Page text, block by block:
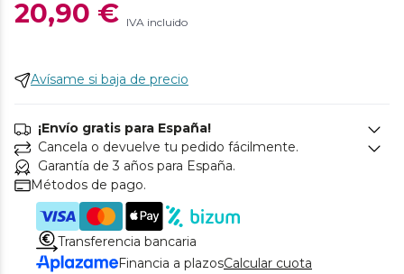
20,90 € IVA incluido
Avísame si baja de precio
¡Envío gratis para España!
Cancela o devuelve tu pedido fácilmente.
Garantía de 3 años para España.
Métodos de pago.
Transferencia bancaria
Financia a plazosCalcular cuota